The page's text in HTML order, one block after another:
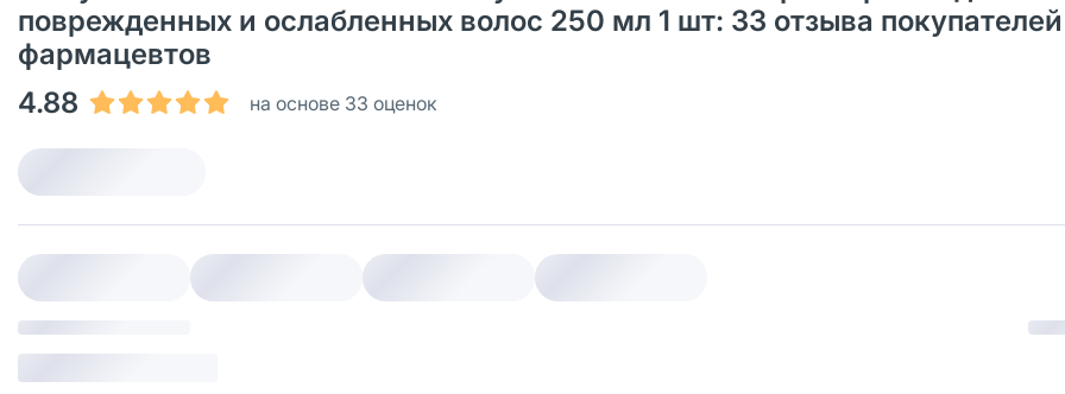
поврежденных и ослабленных волос 250 мл 1 шт: 33 отзыва
фармацевтов
4.88
на основе 33 оценок